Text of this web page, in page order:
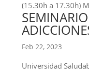
(15.30h a 17.30h)
Feb 22, 2023
Universidad